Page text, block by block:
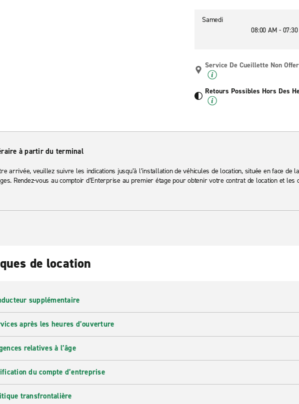
Samedi
08:00 AM -
Service De Cueillette Non
Retours Possibles Hors Des
à partir du terminal
arrivée, veuillez suivre les indications jusqu’à l’installation de véhicules de location, située en face de
Rendez-vous au comptoir d’Enterprise au premier étage pour obtenir votre contrat de location et les
de location
supplémentaire
après les heures d’ouverture
relatives à l’âge
du compte d’entreprise
transfrontalière